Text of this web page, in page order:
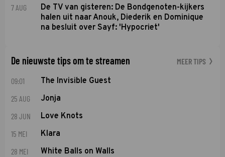
7 AUG
De TV van gisteren: De Bondgenoten-kijkers
halen uit naar Anouk, Diederik en Dominique
na besluit over Sayf: 'Hypocriet'
De nieuwste tips om te streamen MEER TIPS
09:01 The Invisible Guest
25 AUG Jonja
28 JUN Love Knots
15 MEI Klara
28 MEI White Balls on Walls